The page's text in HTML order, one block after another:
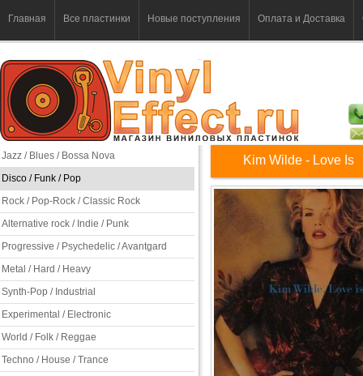
Главная Все пластинки Новые поступления Оплата и Доставка
Jazz / Blues / Bossa Nova
Disco / Funk / Pop
Rock / Pop-Rock / Classic Rock
Alternative rock / Indie / Punk
Progressive / Psychedelic / Avantgard
Metal / Hard / Heavy
Synth-Pop / Industrial
Experimental / Electronic
World / Folk / Reggae
Techno / House / Trance
Kim Wilde - Love Is